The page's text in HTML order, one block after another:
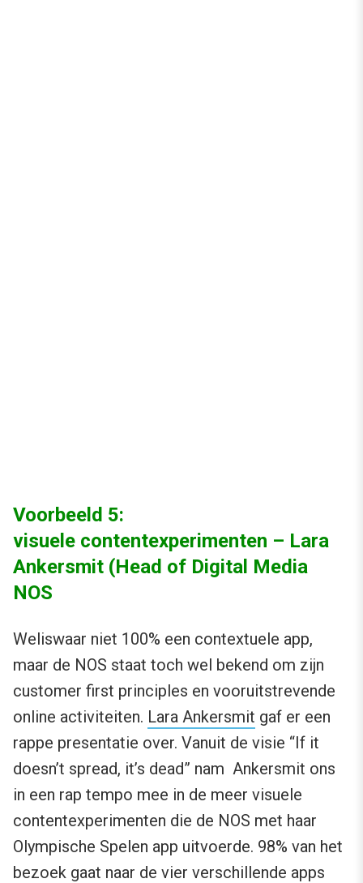
Voorbeeld 5:
visuele contentexperimenten – Lara
Ankersmit (Head of Digital Media
NOS
Weliswaar niet 100% een contextuele app,
maar de NOS staat toch wel bekend om zijn
customer first principles en vooruitstrevende
online activiteiten. Lara Ankersmit gaf er een
rappe presentatie over. Vanuit de visie “If it
doesn’t spread, it’s dead” nam Ankersmit ons
in een rap tempo mee in de meer visuele
contentexperimenten die de NOS met haar
Olympische Spelen app uitvoerde. 98% van het
bezoek gaat naar de vier verschillende apps